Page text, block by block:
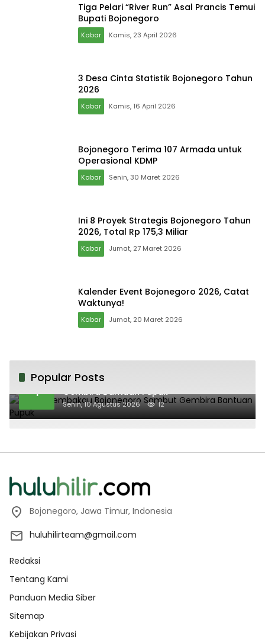
Tiga Pelari “River Run” Asal Prancis Temui
Bupati Bojonegoro
Kabar Kamis, 23 April 2026
3 Desa Cinta Statistik Bojonegoro Tahun
2026
Kabar Kamis, 16 April 2026
Bojonegoro Terima 107 Armada untuk
Operasional KDMP
Kabar Senin, 30 Maret 2026
Ini 8 Proyek Strategis Bojonegoro Tahun
2026, Total Rp 175,3 Miliar
Kabar Jumat, 27 Maret 2026
Kalender Event Bojonegoro 2026, Catat
Waktunya!
Kabar Jumat, 20 Maret 2026
Popular Posts
1
Petani Tembakau Bojonegoro Sambut
Gembira Bantuan Pupuk
Senin, 10 Agustus 2026 12
Bojonegoro, Jawa Timur, Indonesia
huluhilirteam@gmail.com
Redaksi
Tentang Kami
Panduan Media Siber
Sitemap
Kebijakan Privasi